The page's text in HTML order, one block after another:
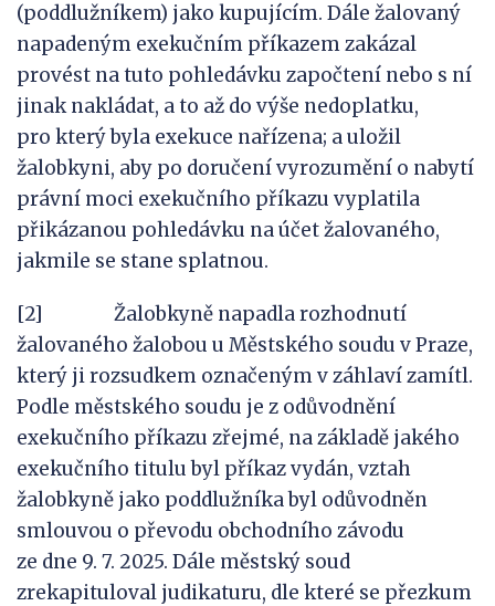
(poddlužníkem) jako kupujícím. Dále žalovaný
napadeným exekučním příkazem zakázal
provést na tuto pohledávku započtení nebo s ní
jinak nakládat, a to až do výše nedoplatku,
pro který byla exekuce nařízena; a uložil
žalobkyni, aby po doručení vyrozumění o nabytí
právní moci exekučního příkazu vyplatila
přikázanou pohledávku na účet žalovaného,
jakmile se stane splatnou.
[2] Žalobkyně napadla rozhodnutí
žalovaného žalobou u Městského soudu v Praze,
který ji rozsudkem označeným v záhlaví zamítl.
Podle městského soudu je z odůvodnění
exekučního příkazu zřejmé, na základě jakého
exekučního titulu byl příkaz vydán, vztah
žalobkyně jako poddlužníka byl odůvodněn
smlouvou o převodu obchodního závodu
ze dne 9. 7. 2025. Dále městský soud
zrekapituloval judikaturu, dle které se přezkum